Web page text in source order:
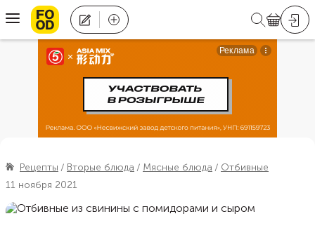
Рецепты Вторые блюда Мясные блюда
Отбивные
11 ноября 2021